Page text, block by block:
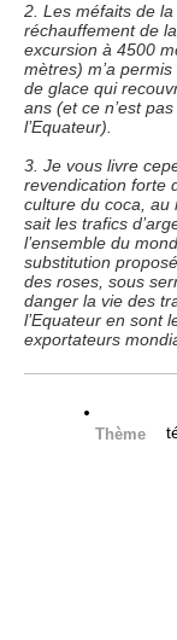
2. Les méfaits de
réchauffement de
excursion à 4500
mètres) m’a
de glace qui
ans (et ce n’est
l’Equateur).
3. Je vous livre
revendication forte
culture du coca, au
sait les trafics
l’ensemble du
substitution
des roses, sous
danger la vie des
l’Equateur en sont
exportateurs
Thème